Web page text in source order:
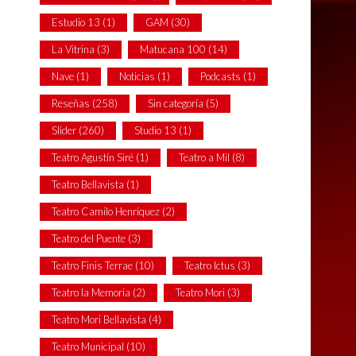
Estudio 13 (1) GAM (30)
La Vitrina (3) Matucana 100 (14)
Nave (1) Noticias (1) Podcasts (1)
Reseñas (258) Sin categoría (5)
Slider (260) Studio 13 (1)
Teatro Agustín Siré (1) Teatro a Mil (8)
Teatro Bellavista (1)
Teatro Camilo Henríquez (2)
Teatro del Puente (3)
Teatro Finis Terrae (10) Teatro Ictus (3)
Teatro la Memoria (2) Teatro Mori (3)
Teatro Mori Bellavista (4)
Teatro Municipal (10)